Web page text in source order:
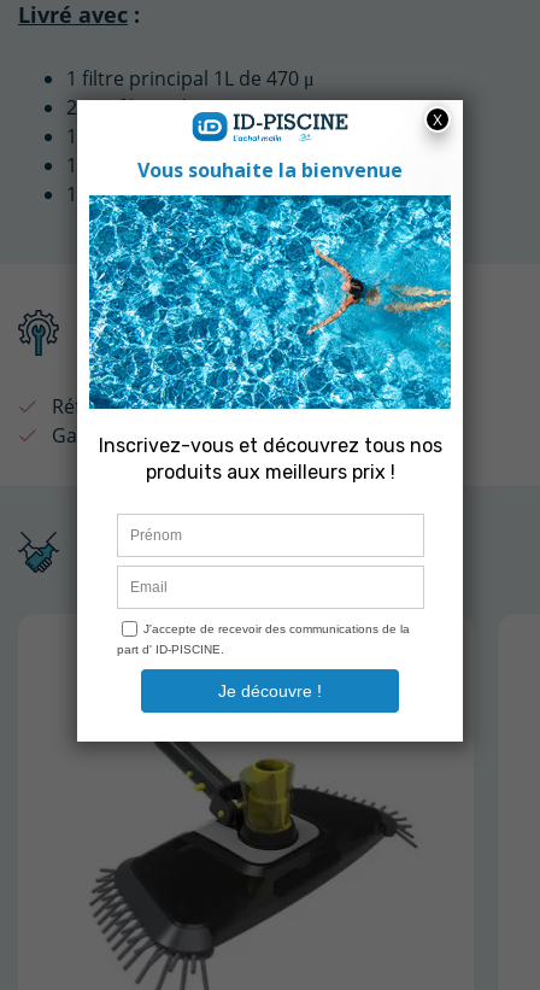
Livré avec :
1 filtre principal 1L de 470 μ
2 sur-filtres de 20 μ
1 manche télescopique
1 chargeur
1 support mural
Fiche technique
Référence :MHV20
Garantie :2 ans
Produits associés